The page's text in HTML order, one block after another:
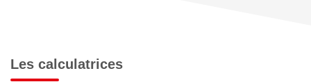
Les calculatrices